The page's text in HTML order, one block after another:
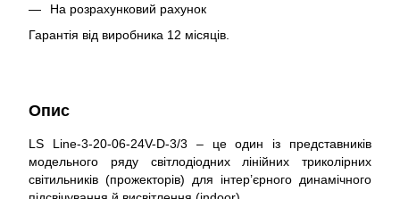
На розрахунковий рахунок
Гарантія від виробника 12 місяців.
Опис
LS Line-3-20-06-24V-D-3/3 – це один із представників
модельного ряду світлодіодних лінійних триколірних
світильників (прожекторів) для інтер’єрного динамічного